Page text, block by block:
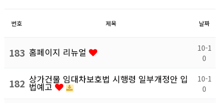
번호 제목 날짜
183 홈페이지 리뉴얼
10-1
0
182 상가건물 임대차보호법 시행령 일부개정안 입
법예고
10-1
0